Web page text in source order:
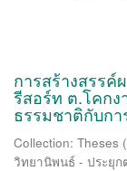
การสร้างสรร
รีสอร์ท ต.โคกง
ธรรมชาติกับกา
Collection: Theses
วิทยานิพนธ์ - ประยุ